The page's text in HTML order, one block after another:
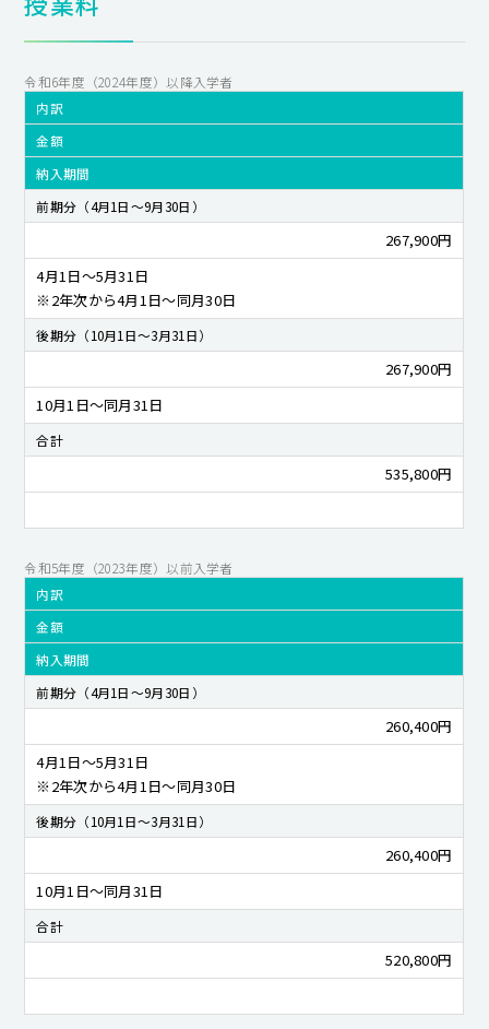
令和6年度（2024年度）以降入学者
内訳
金額
納入期間
前期分（4月1日～9月30日）
267,900円
4月1日～5月31日
※2年次から4月1日～同月30日
後期分（10月1日～3月31日）
267,900円
10月1日～同月31日
合計
535,800円
令和5年度（2023年度）以前入学者
内訳
金額
納入期間
前期分（4月1日～9月30日）
260,400円
4月1日～5月31日
※2年次から4月1日～同月30日
後期分（10月1日～3月31日）
260,400円
10月1日～同月31日
合計
520,800円